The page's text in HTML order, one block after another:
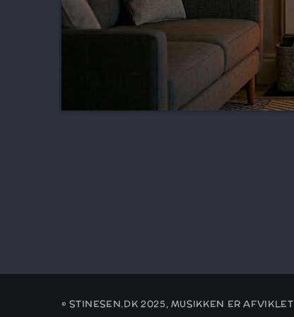
© STINESEN.DK 2025, MUSIKKEN ER